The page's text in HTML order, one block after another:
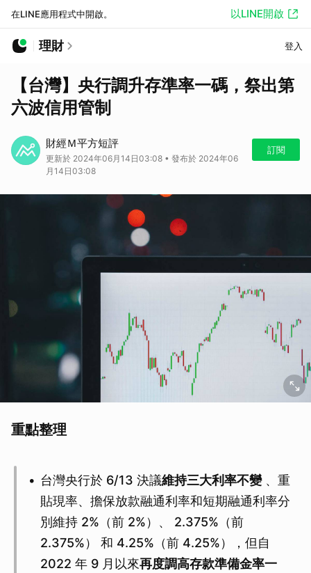
在LINE應用程式中開啟。 以LINE開啟
理財 登入
【台灣】央行調升存準率一碼，祭出第
六波信用管制
財經Ｍ平方短評
更新於 2024年06月14日03:08 • 發布於 2024年06
月14日03:08
訂閱
重點整理
台灣央行於 6/13 決議維持三大利率不變、重
貼現率、擔保放款融通利率和短期融通利率分
別維持 2%（前 2%）、 2.375%（前
2.375%） 和 4.25%（前 4.25%），但自
2022 年 9 月以來再度調高存款準備金率一